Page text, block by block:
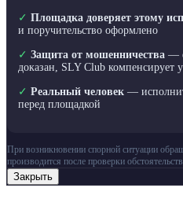
✓ Площадка доверяет этому
и поручительство оформлено
✓ Защита от мошенничества —
доказан, SLY Club компенсирует
✓ Реальный человек —
перед площадкой
При возникновении спорной ситуации
производится после проверки
Закрыть